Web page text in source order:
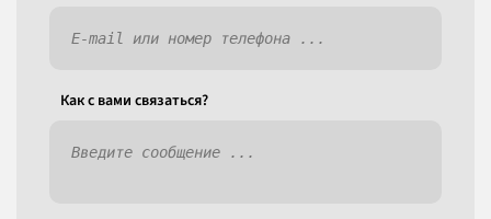
Как c вами связаться?